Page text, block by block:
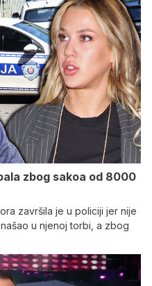
zbog sakoa od 8000
završila je u policiji jer nije
u njenoj torbi, a zbog